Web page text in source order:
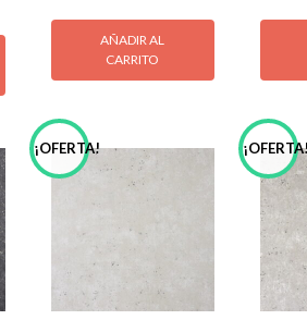
$2,750.00.
$3,950.00.$2,750.00.
AÑADIR AL
CARRITO
¡OFERTA!